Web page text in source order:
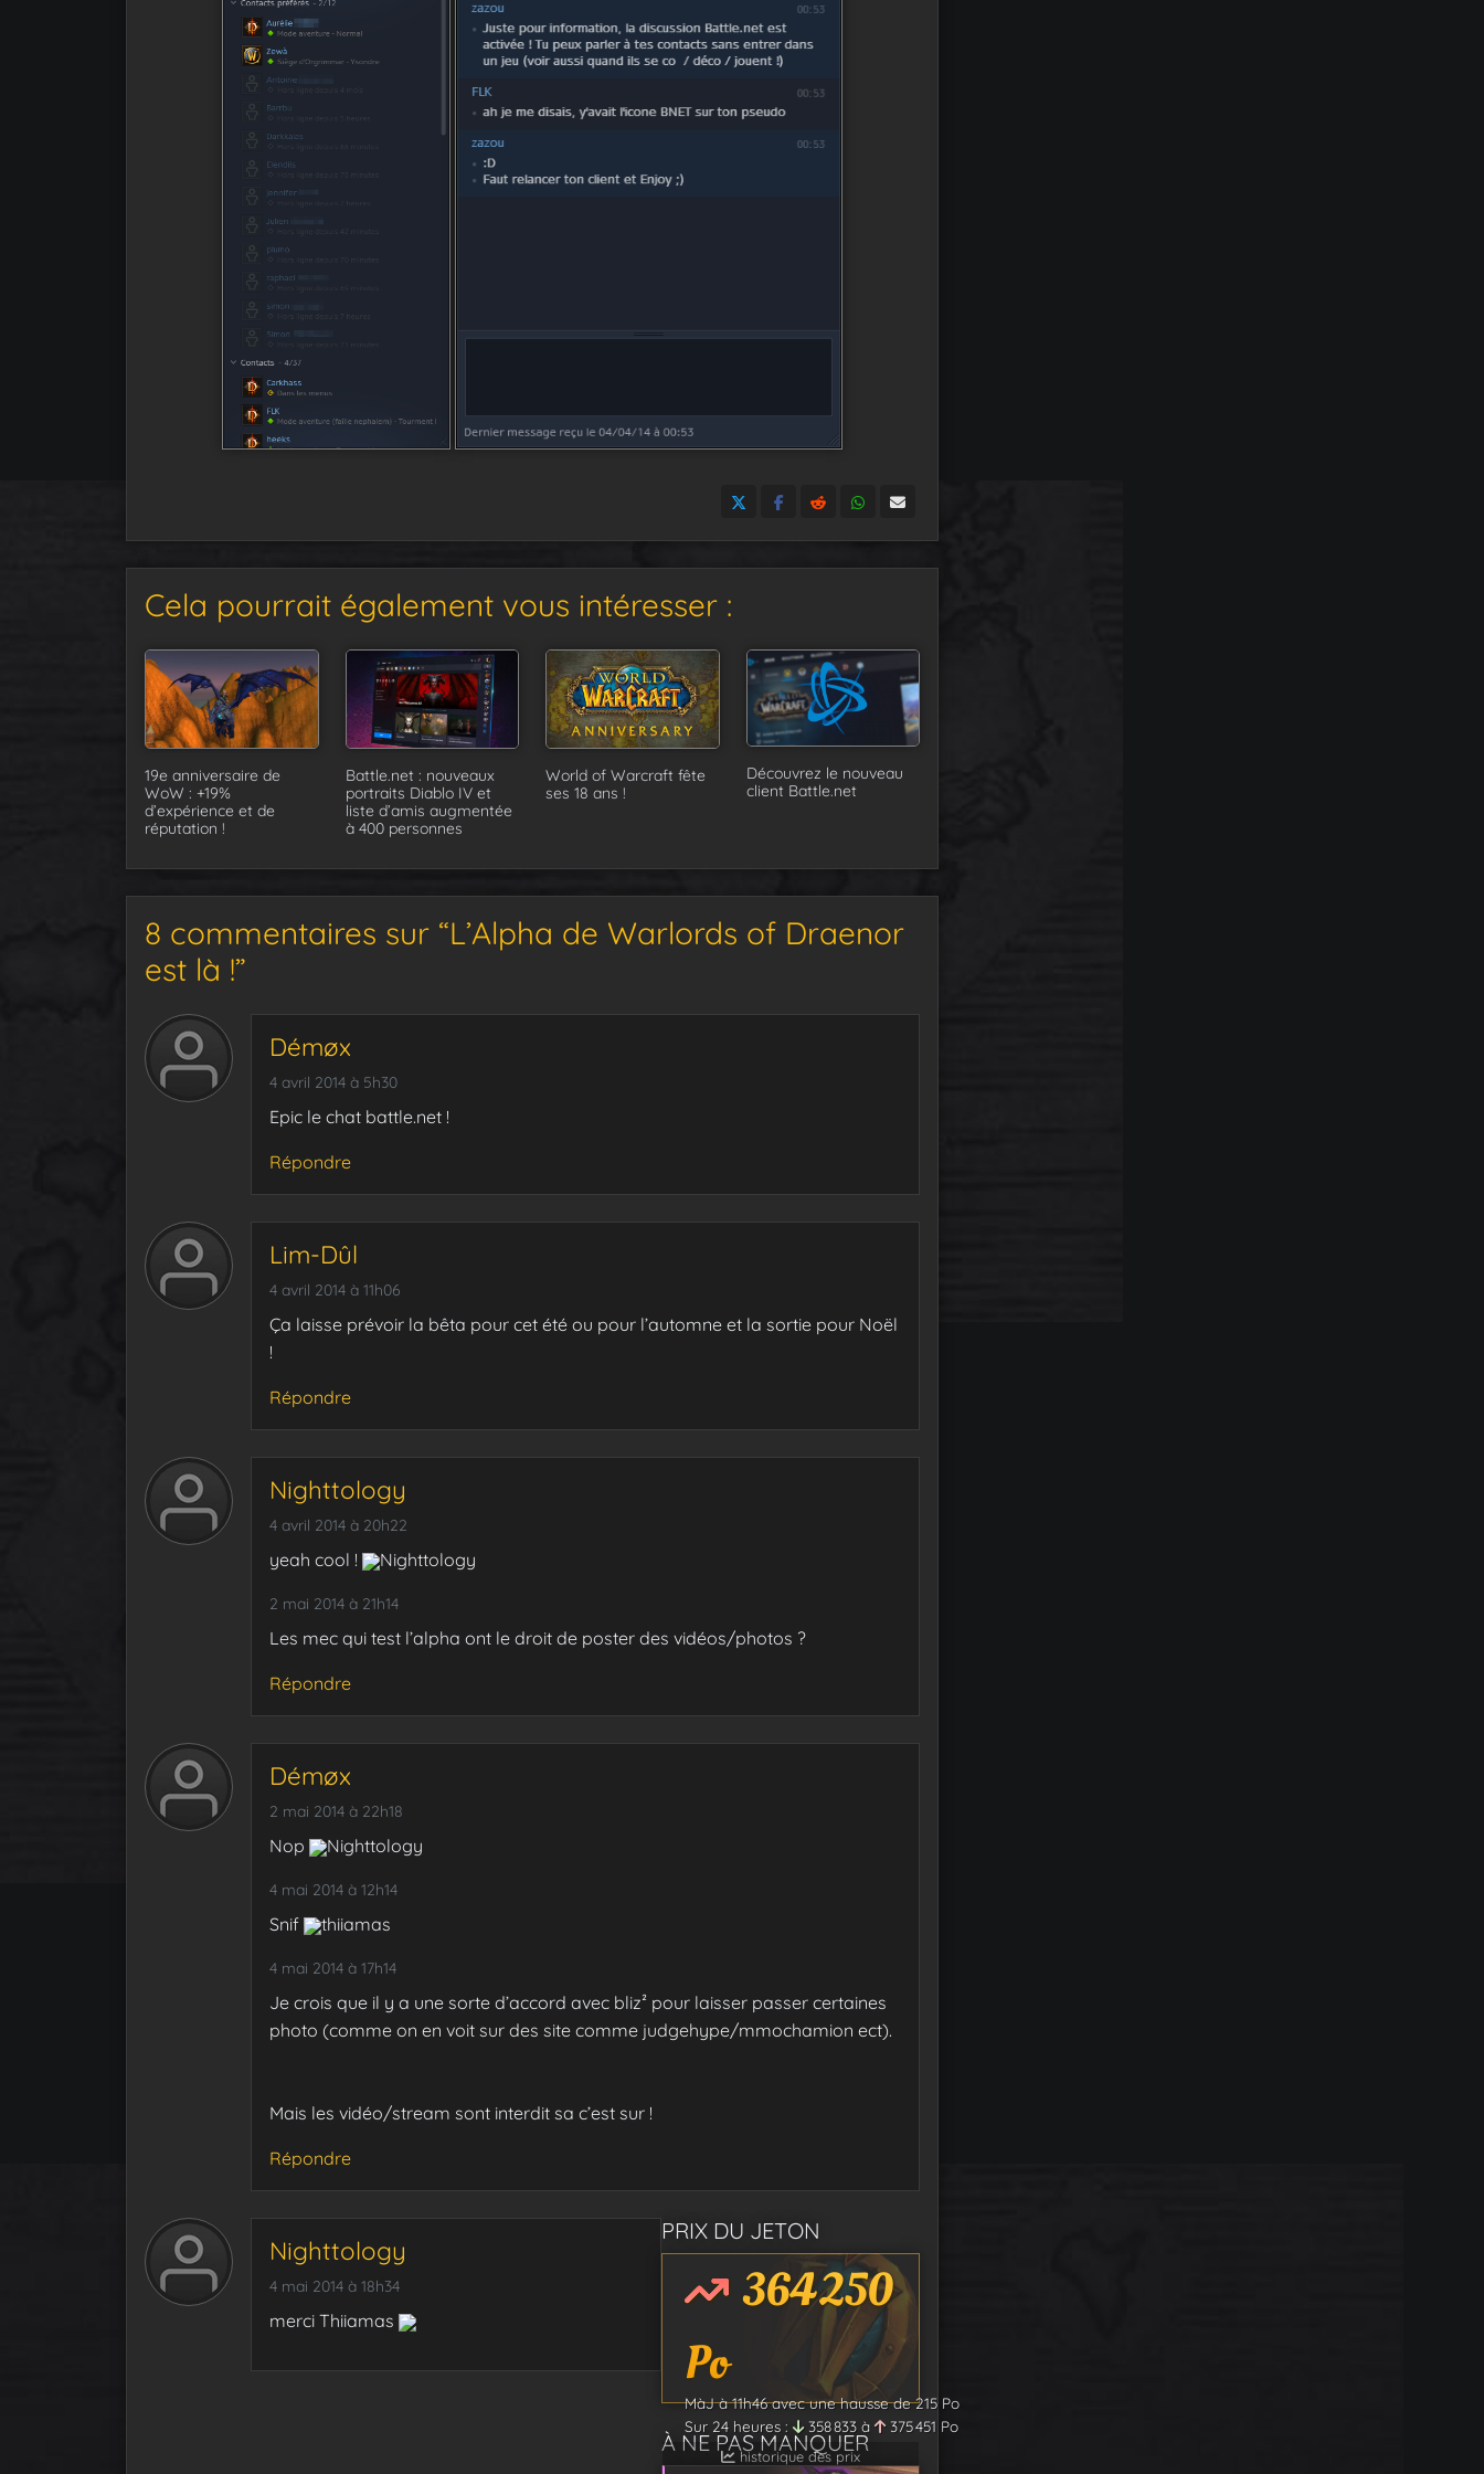
Cela pourrait également vous intéresser :
19e anniversaire de
WoW : +19%
d’expérience et de
réputation !
Battle.net : nouveaux
portraits Diablo IV et
liste d’amis augmentée
à 400 personnes
World of Warcraft fête
ses 18 ans !
Découvrez le nouveau
client Battle.net
8 commentaires sur “L’Alpha de Warlords of Draenor
est là !”
Démøx
4 avril 2014 à 5h30
Epic le chat battle.net !
Répondre
Lim-Dûl
4 avril 2014 à 11h06
Ça laisse prévoir la bêta pour cet été ou pour l’automne et la sortie pour Noël
!
Répondre
Nighttology
4 avril 2014 à 20h22
yeah cool ! Nighttology
2 mai 2014 à 21h14
Les mec qui test l’alpha ont le droit de poster des vidéos/photos ?
Répondre
Démøx
2 mai 2014 à 22h18
Nop Nighttology
4 mai 2014 à 12h14
Snif thiiamas
4 mai 2014 à 17h14
Je crois que il y a une sorte d’accord avec bliz² pour laisser passer certaines
photo (comme on en voit sur des site comme judgehype/mmochamion ect).
Mais les vidéo/stream sont interdit sa c’est sur !
Répondre
Nighttology
4 mai 2014 à 18h34
merci Thiiamas
PRIX DU JETON
364 250
Po
MàJ à11h46avec une hausse de215 Po
Sur 24 heures :
358 833 à 375 451 Po
historique des prix
À NE PAS MANQUER